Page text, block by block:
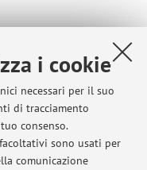
i cookie
necessari per il suo
di tracciamento
consenso.
sono usati per
comunicazione
Umanizzazione. Prassi
giardino di cultura
, [S.l.], v. 1, p. 148-